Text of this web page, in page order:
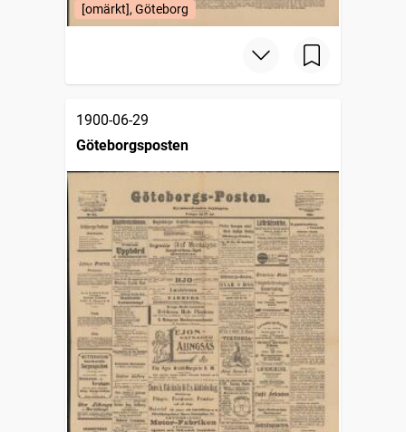
[omärkt], Göteborg
1900-06-29
Göteborgsposten